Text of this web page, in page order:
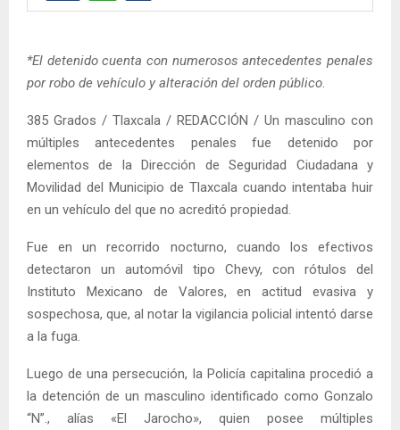
*El detenido cuenta con numerosos antecedentes penales
por robo de vehículo y alteración del orden público
385 Grados / Tlaxcala / REDACCIÓN / Un masculino con
múltiples antecedentes penales fue detenido por
elementos de la Dirección de Seguridad Ciudadana y
Movilidad del Municipio de Tlaxcala cuando intentaba huir
en un vehículo del que no acreditó propiedad.
Fue en un recorrido nocturno, cuando los efectivos
detectaron un automóvil tipo Chevy, con rótulos del
Instituto Mexicano de Valores, en actitud evasiva y
sospechosa, que, al notar la vigilancia policial intentó darse
a la fuga.
Luego de una persecución, la Policía capitalina procedió a
la detención de un masculino identificado como Gonzalo
“N”., alías «El Jarocho», quien posee múltiples